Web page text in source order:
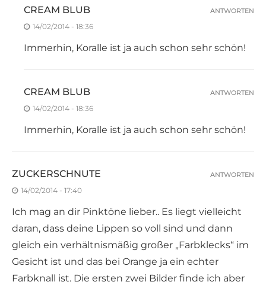
CREAM BLUB
14/02/2014 - 18:36
Immerhin, Koralle ist ja auch schon sehr schön!
ANTWORTEN
CREAM BLUB
14/02/2014 - 18:36
Immerhin, Koralle ist ja auch schon sehr schön!
ANTWORTEN
ZUCKERSCHNUTE
14/02/2014 - 17:40
Ich mag an dir Pinktöne lieber.. Es liegt vielleicht
daran, dass deine Lippen so voll sind und dann
gleich ein verhältnismäßig großer „Farbklecks“ im
Gesicht ist und das bei Orange ja ein echter
Farbknall ist. Die ersten zwei Bilder finde ich aber
ANTWORTEN